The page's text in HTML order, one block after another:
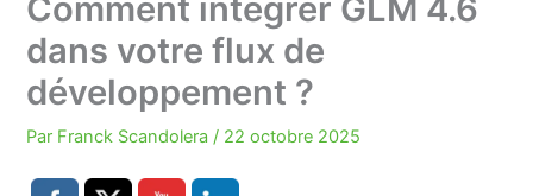
Comment intégrer GLM 4.6
dans votre flux de
développement ?
Par Franck Scandolera / 22 octobre 2025